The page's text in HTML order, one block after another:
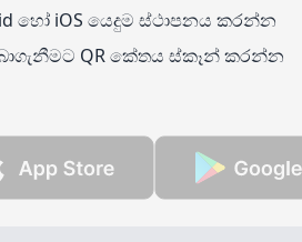
හෝ iOS යෙදුම ස්ථාපනය කරන්න
QR කේතය ස්කෑන් කරන්න